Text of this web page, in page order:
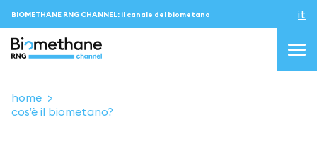
BIOMETHANE RNG CHANNEL: il canale del biometano it
home
cos’è il biometano?